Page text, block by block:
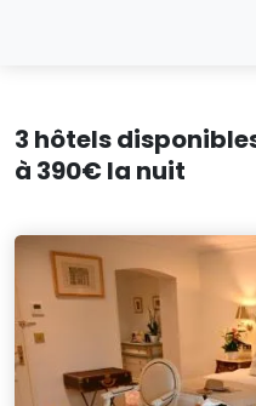
3 hôtels
à 390€ la nuit